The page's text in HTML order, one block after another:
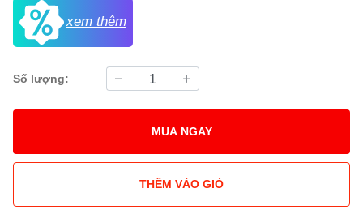
xem thêm
Số lượng:
MUA NGAY
THÊM VÀO GIỎ